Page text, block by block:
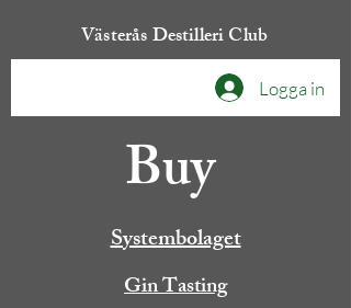
Västerås Destilleri Club
Logga in
Buy
Systembolaget
Gin Tasting